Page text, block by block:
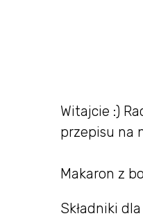
Witajcie :)
przepisu na
Makaron z
Składniki